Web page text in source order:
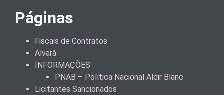
Páginas
Fiscais de Contratos
Alvará
INFORMAÇÕES
PNAB – Política Nacional Aldir Blanc
Licitantes Sancionados